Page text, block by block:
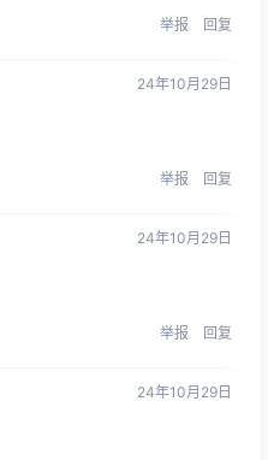
举报 回复
24年10月29日
举报 回复
24年10月29日
举报 回复
24年10月29日